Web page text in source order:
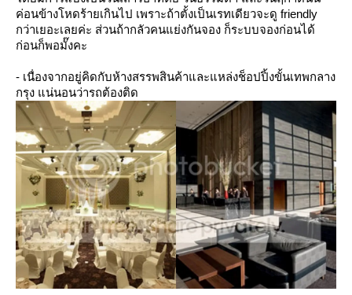
ค่อนข้างโหดร้ายเกินไป เพราะถ้าตั้งเป็นเรทเดียวจะดู friendly
กว่าเยอะเลยค่ะ ส่วนถ้ากลัวคนแย่งกันจอง ก็ระบบจองก่อนได้
ก่อนก็พอมั๊งคะ
- เนื่องจากอยู่คิดกับห้างสรรพสินค้าและแหล่งช็อปปิ้งขั้นเทพกลาง
กรุง แน่นอนว่ารถต้องติด